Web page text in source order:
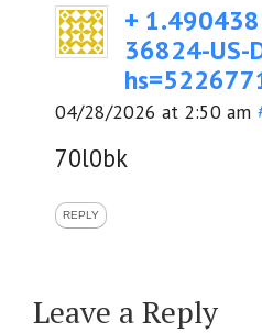
+ 1.490438
36824-US-
04/28/2026 at 2:50 am
70l0bk
REPLY
Leave a Reply